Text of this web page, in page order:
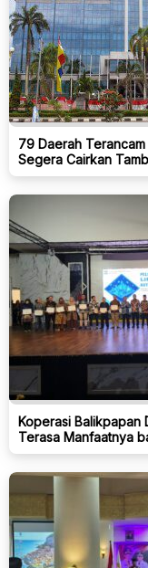
79 Daerah
Segera Cairkan
Koperasi Balikpapan
Terasa Manfaatnya